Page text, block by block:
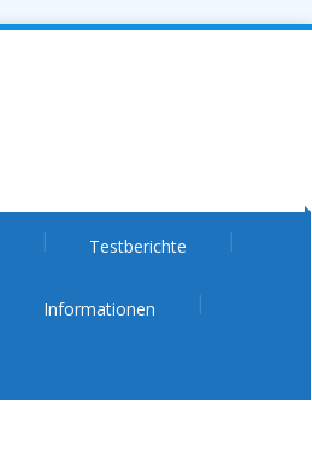
Testberichte
Informationen